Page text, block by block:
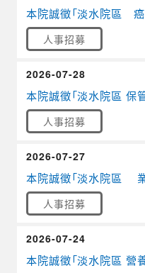
本院誠徵「淡水院區
人事招募
本院誠徵「淡水院區 保
人事招募
2026-07-28
本院誠徵「淡水院區
人事招募
2026-07-27
本院誠徵「淡水院區 營
2026-07-24